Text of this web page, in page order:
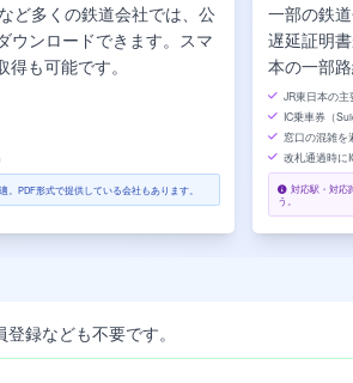
ど多くの鉄道会社では、公
ウンロードできます。スマ
も可能です。
PDF形式で提供している会社もあります。
一部の鉄
遅延証明
本の一部
JR東日本の
IC乗車券（
窓口の混雑を
改札通過時に
対応駅・対応
う。
録なども不要です。